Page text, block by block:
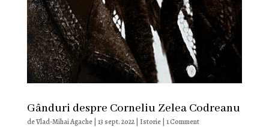
Gânduri despre Corneliu Zelea Codreanu
deVlad-Mihai Agache| 13 sept. 2022| Istorie| 1 Comment